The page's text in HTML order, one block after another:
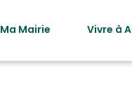
Ma Mairie
Vivre à